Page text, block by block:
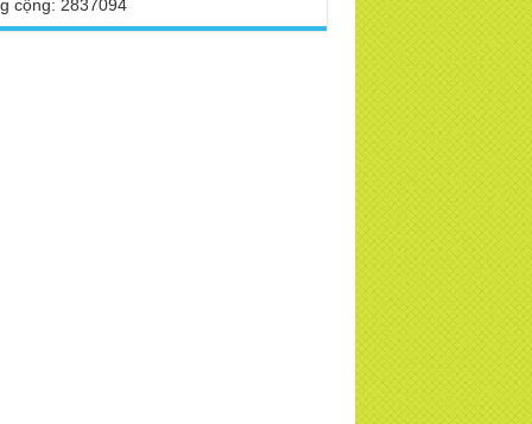
Phật Hoàng Trần Nhân Tông dạy con
cộng: 2837094